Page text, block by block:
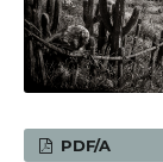
PDF/A